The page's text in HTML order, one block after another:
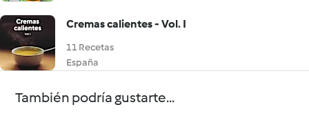
Cremas calientes - Vol. I
11 Recetas
España
También podría gustarte...